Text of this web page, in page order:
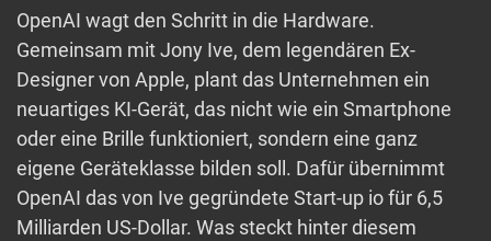
OpenAI wagt den Schritt in die Hardware.
Gemeinsam mit Jony Ive, dem legendären Ex-
Designer von Apple, plant das Unternehmen ein
neuartiges KI-Gerät, das nicht wie ein Smartphone
oder eine Brille funktioniert, sondern eine ganz
eigene Geräteklasse bilden soll. Dafür übernimmt
OpenAI das von Ive gegründete Start-up io für 6,5
Milliarden US-Dollar. Was steckt hinter diesem